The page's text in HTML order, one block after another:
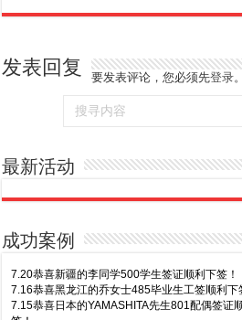
发表回复 要发表评论，您必须先登录。
最新活动
成功案例
7.20恭喜新疆的李同学500学生签证顺利下签！
7.16恭喜黑龙江的乔女士485毕业生工签顺利下
7.15恭喜日本的YAMASHITA先生801配偶签证